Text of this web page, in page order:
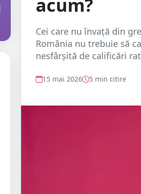
acum?
Cei care nu învață din
România nu trebuie să
nesfârșită de calificări
15 mai 2026 5 min citire